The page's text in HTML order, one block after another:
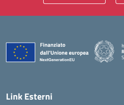
Link Esterni